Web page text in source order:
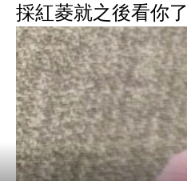
採紅菱就之後看你了